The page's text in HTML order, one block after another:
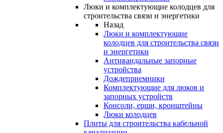
Люки и комплектующие колодцев для
строительства связи и энергетики
Назад
Люки и комплектующие
колодцев для строительства связи
и энергетики
Антивандальные запорные
устройства
Дождеприемники
Комплектующие для люков и
запорных устройств
Консоли, ерши, кронштейны
Люки колодцев
Плиты для строительства кабельной